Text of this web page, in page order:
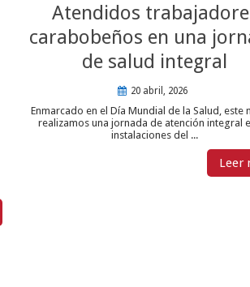
Atendidos
carabobeños en una
de salud integral
20 abril, 2026
Enmarcado en el Día Mundial de la Salud, este
realizamos una jornada de atención integral
instalaciones del ...
Leer